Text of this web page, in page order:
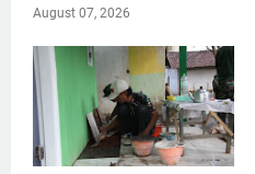
August 07, 2026